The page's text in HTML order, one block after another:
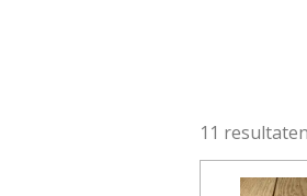
11 resultaten